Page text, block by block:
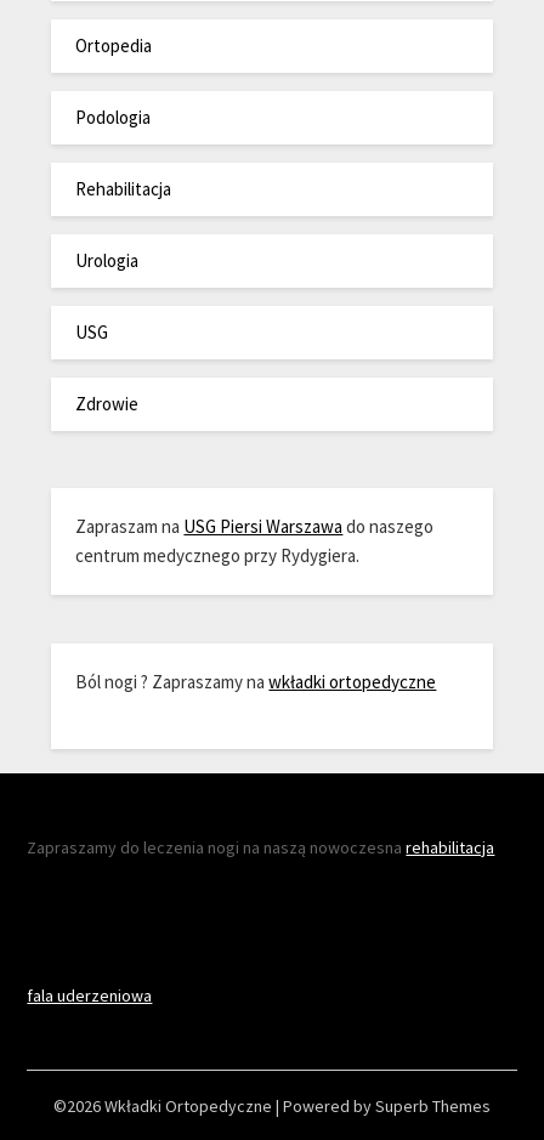
Ortopedia
Podologia
Rehabilitacja
Urologia
USG
Zdrowie
Zapraszam na USG Piersi Warszawa do naszego
centrum medycznego przy Rydygiera.
Ból nogi ? Zapraszamy nawkładki ortopedyczne
Zapraszamy do leczenia nogi na naszą nowoczesnarehabilitacja
fala uderzeniowa
©2026 Wkładki Ortopedyczne | Powered bySuperb Themes